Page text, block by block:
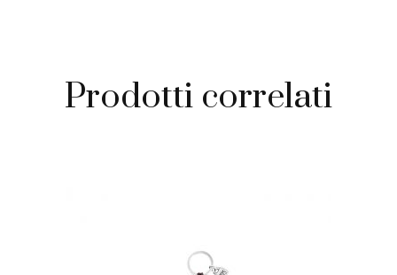
Prodotti correlati